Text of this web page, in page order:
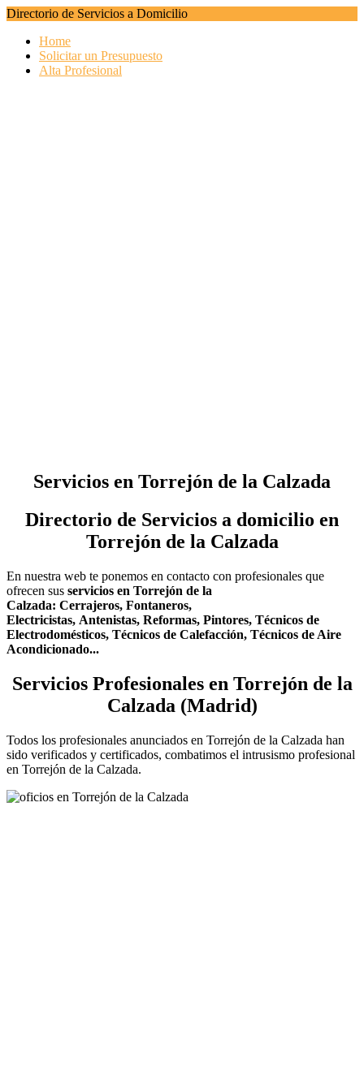
Directorio de Servicios a Domicilio
Home
Solicitar un Presupuesto
Alta Profesional
Servicios en Torrejón de la Calzada
Directorio de Servicios a domicilio en
Torrejón de la Calzada
En nuestra web te ponemos en contacto con profesionales que
ofrecen sus servicios en Torrejón de la
Calzada: Cerrajeros, Fontaneros,
Electricistas, Antenistas, Reformas, Pintores, Técnicos de
Electrodomésticos, Técnicos de Calefacción, Técnicos de Aire
Acondicionado...
Servicios Profesionales en Torrejón de la
Calzada (Madrid)
Todos los profesionales anunciados en Torrejón de la Calzada han
sido verificados y certificados, combatimos el intrusismo profesional
en Torrejón de la Calzada.